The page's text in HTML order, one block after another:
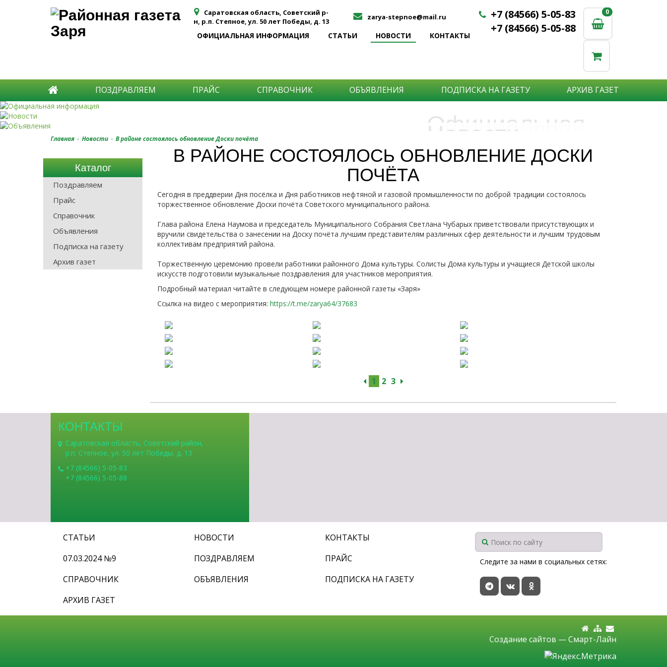
Саратовская область, Советский р-
н, р.п. Степное, ул. 50 лет Победы, д. 13
zarya-stepnoe@mail.ru
ОФИЦИАЛЬНАЯ ИНФОРМАЦИЯ СТАТЬИ НОВОСТИ КОНТАКТЫ
+7 (84566) 5-05-83
+7 (84566) 5-05-88
0
0
ПОЗДРАВЛЯЕМ ПРАЙС СПРАВОЧНИК ОБЪЯВЛЕНИЯ ПОДПИСКА НА ГАЗЕТУ АРХИВ ГАЗЕТ
Официальная
информация
Новости
Самые актуальные новости:
-спорта,
-мира науки,
-медицины,
-общества
Объявления
негосударственных организаций?
Просто закажите объявление.
Подробнее
Главная - Новости - В районе состоялось обновление Доски почёта
Каталог
Поздравляем
Прайс
Справочник
Объявления
Подписка на газету
Архив газет
В РАЙОНЕ СОСТОЯЛОСЬ ОБНОВЛЕНИЕ ДОСКИ
ПОЧЁТА
Сегодня в преддверии Дня посёлка и Дня работников нефтяной и газовой промышленности по доброй традиции состоялось
торжественное обновление Доски почёта Советского муниципального района.
Глава района Елена Наумова и председатель Муниципального Собрания Светлана Чубарых приветствовали присутствующих и
вручили свидетельства о занесении на Доску почёта лучшим представителям различных сфер деятельности и лучшим трудовым
коллективам предприятий района.
Торжественную церемонию провели работники районного Дома культуры. Солисты Дома культуры и учащиеся Детской школы
искусств подготовили музыкальные поздравления для участников мероприятия.
Подробный материал читайте в следующем номере районной газеты «Заря»
Ссылка на видео с мероприятия: https://t.me/zarya64/37683
1 2 3
КОНТАКТЫ
Саратовская область, Советский район,
р.п. Степное, ул. 50 лет Победы, д. 13
+7 (84566) 5-05-83
+7 (84566) 5-05-88
СТАТЬИ НОВОСТИ
КОНТАКТЫ
07.03.2024 №9
ПОЗДРАВЛЯЕМ
ПРАЙС
СПРАВОЧНИК
ОБЪЯВЛЕНИЯ
ПОДПИСКА НА ГАЗЕТУ
АРХИВ ГАЗЕТ
Следите за нами в социальных сетях:
Создание сайтов —Смарт-Лайн